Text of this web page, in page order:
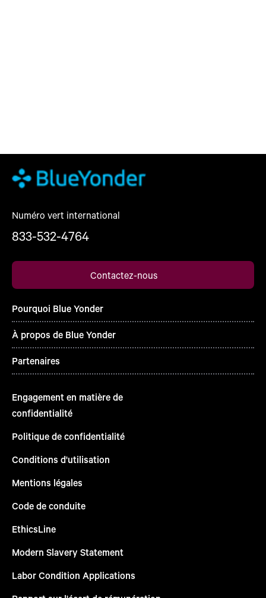
Numéro vert international
833-532-4764
Contactez-nous
Pourquoi Blue Yonder
À propos de Blue Yonder
Partenaires
Engagement en matière de
confidentialité
Politique de confidentialité
Conditions d'utilisation
Mentions légales
Code de conduite
EthicsLine
Modern Slavery Statement
Labor Condition Applications